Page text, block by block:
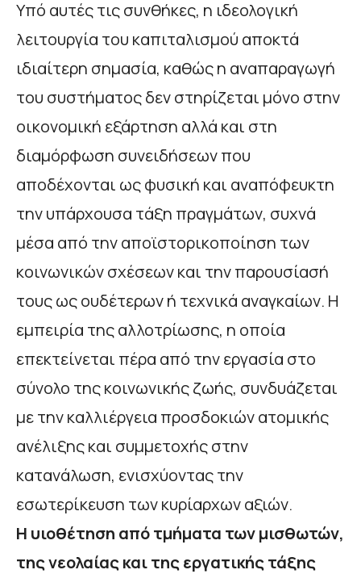
Υπό αυτές τις συνθήκες, η ιδεολογική
λειτουργία του καπιταλισμού αποκτά
ιδιαίτερη σημασία, καθώς η αναπαραγωγή
του συστήματος δεν στηρίζεται μόνο στην
οικονομική εξάρτηση αλλά και στη
διαμόρφωση συνειδήσεων που
αποδέχονται ως φυσική και αναπόφευκτη
την υπάρχουσα τάξη πραγμάτων, συχνά
μέσα από την αποϊστορικοποίηση των
κοινωνικών σχέσεων και την παρουσίασή
τους ως ουδέτερων ή τεχνικά αναγκαίων. Η
εμπειρία της αλλοτρίωσης, η οποία
επεκτείνεται πέρα από την εργασία στο
σύνολο της κοινωνικής ζωής, συνδυάζεται
με την καλλιέργεια προσδοκιών ατομικής
ανέλιξης και συμμετοχής στην
κατανάλωση, ενισχύοντας την
εσωτερίκευση των κυρίαρχων αξιών.
Η υιοθέτηση από τμήματα των μισθωτών,
της νεολαίας και της εργατικής τάξης